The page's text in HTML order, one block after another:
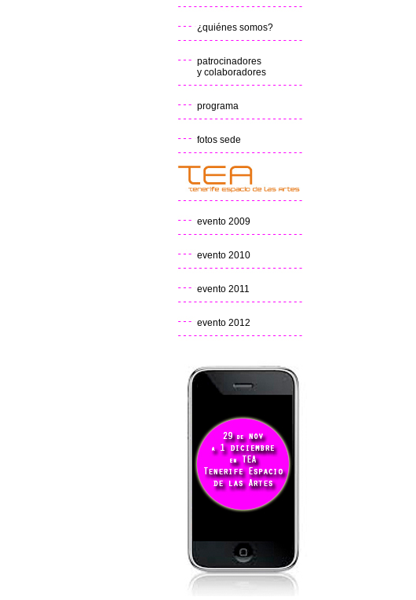
¿quiénes somos?
patrocinadores
y colaboradores
programa
fotos sede
evento 2009
evento 2010
evento 2011
evento 2012